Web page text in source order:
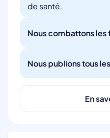
de santé.
Nous combattons les
Nous publions tous
En